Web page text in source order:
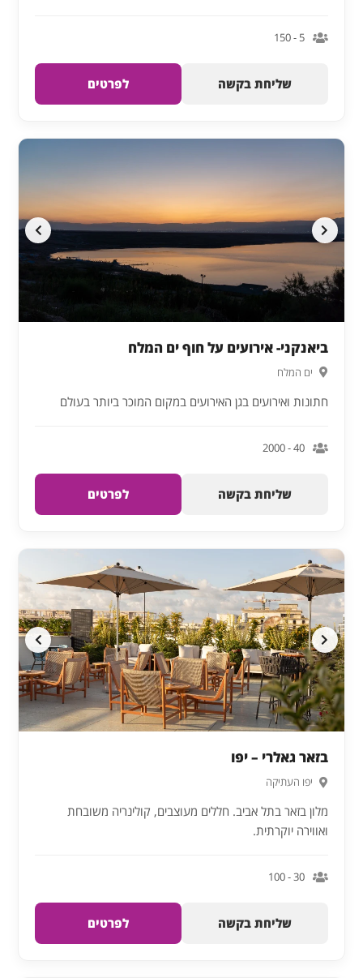
5 - 150
שליחת בקשה לפרטים
ביאנקני- אירועים על חוף ים המלח
ים המלח
חתונות ואירועים בגן האירועים במקום המוכר ביותר בעולם
40 - 2000
שליחת בקשה לפרטים
בזאר גאלרי – יפו
יפו העתיקה
מלון בזאר בתל אביב. חללים מעוצבים, קולינריה משובחת
ואווירה יוקרתית.
30 - 100
שליחת בקשה לפרטים